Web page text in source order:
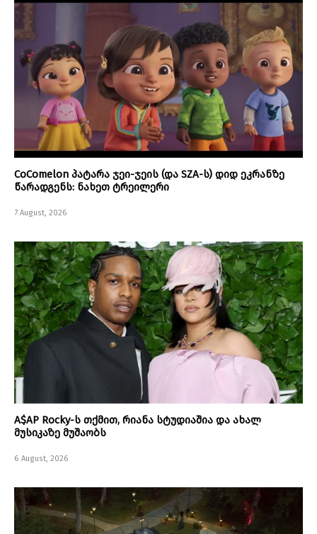
CoComelon პატარა ჯეი-ჯეის (და SZA-ს) დიდ ეკრანზე
წარადგენს: ნახეთ ტრეილერი
7 August, 2026
A$AP Rocky-ს თქმით, რიანა სტუდიაშია და ახალ
მუსიკაზე მუშაობს
6 August, 2026